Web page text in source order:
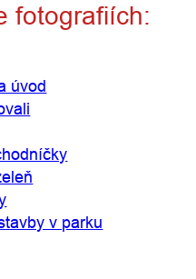
fotografiích:
úvod
v parku